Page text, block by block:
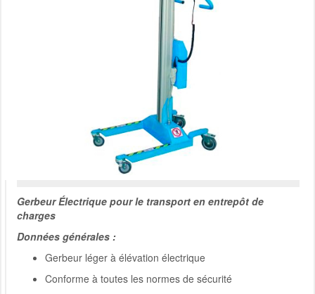
Gerbeur Électrique pour le transport en entrepôt de
charges
Données générales :
Gerbeur léger à élévation électrique
Conforme à toutes les normes de sécurité